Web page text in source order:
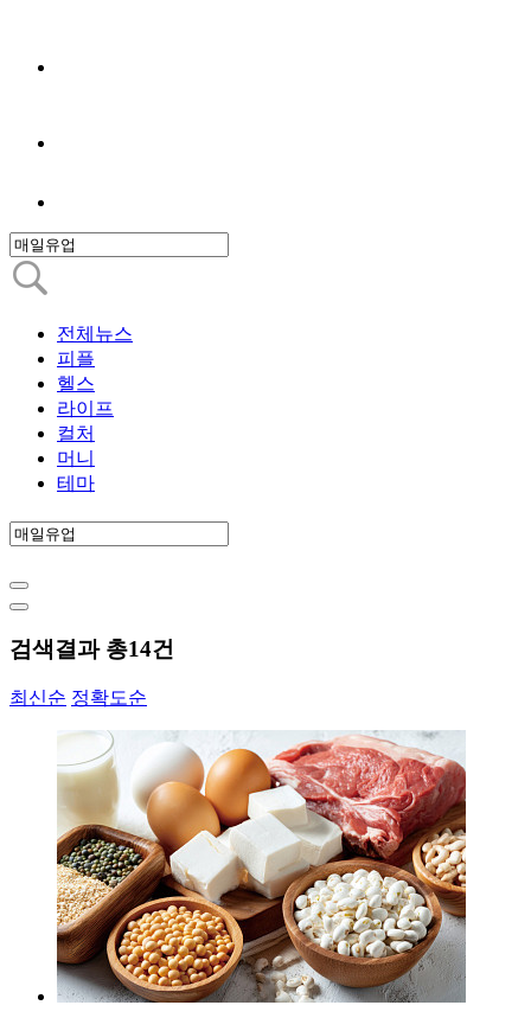
전체뉴스
피플
헬스
라이프
컬처
머니
테마
검색결과 총14건
최신순 정확도순